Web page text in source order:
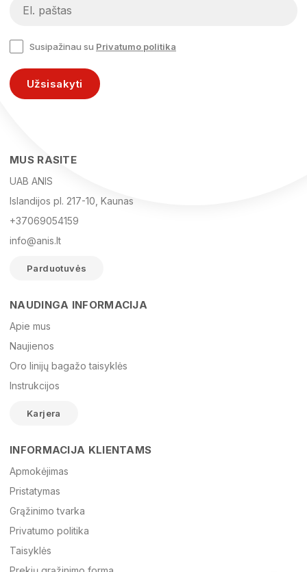
El. paštas
Žinutė
Susipažinau su Privatumo politika
Užsisakyti
MUS RASITE
UAB ANIS
Islandijos pl. 217-10, Kaunas
+37069054159
info@anis.lt
Parduotuvės
NAUDINGA INFORMACIJA
Apie mus
Naujienos
Oro linijų bagažo taisyklės
Instrukcijos
Karjera
INFORMACIJA KLIENTAMS
Apmokėjimas
Pristatymas
Grąžinimo tvarka
Privatumo politika
Taisyklės